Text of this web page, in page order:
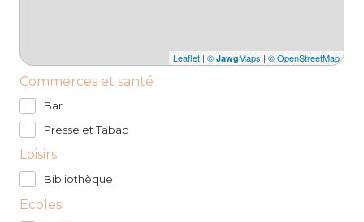
Leaflet | © JawgMaps | © OpenStreetMap
Commerces et santé
Bar
Presse et Tabac
Loisirs
Bibliothèque
Ecoles